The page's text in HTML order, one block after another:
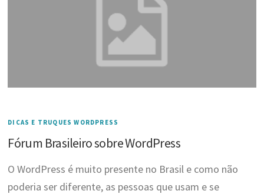
DICAS E TRUQUES WORDPRESS
Fórum Brasileiro sobre WordPress
O WordPress é muito presente no Brasil e como não
poderia ser diferente, as pessoas que usam e se